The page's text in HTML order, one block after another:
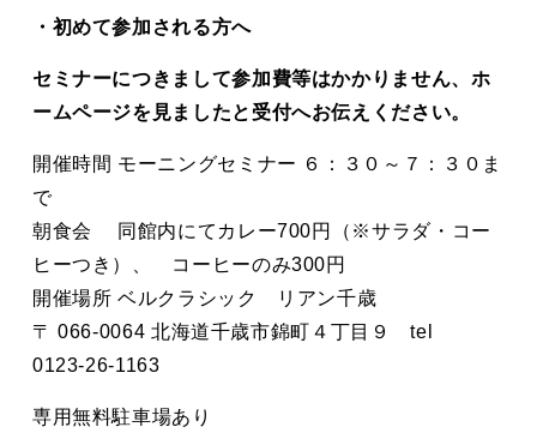
・初めて参加される方へ
セミナーにつきまして参加費等はかかりません、ホ
ームページを見ましたと受付へお伝えください。
開催時間 モーニングセミナー ６：３０～７：３０ま
で
朝食会 同館内にてカレー700円（※サラダ・コー
ヒーつき）、 コーヒーのみ300円
開催場所 ベルクラシック リアン千歳
〒 066-0064 北海道千歳市錦町４丁目９ tel
0123-26-1163
専用無料駐車場あり